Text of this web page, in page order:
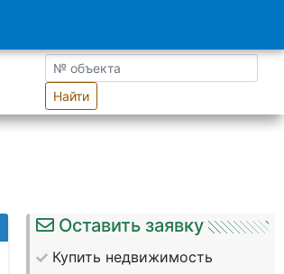
Найти
Оставить заявку
Купить недвижимость